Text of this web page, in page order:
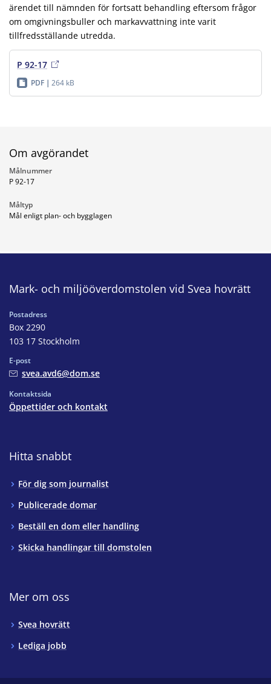
ärendet till nämnden för fortsatt behandling eftersom frågor
om omgivningsbuller och markavvattning inte varit
tillfredsställande utredda.
P 92-17
PDF 264 kB
Om avgörandet
Målnummer
P 92-17
Måltyp
Mål enligt plan- och bygglagen
Mark- och miljööverdomstolen vid Svea hovrätt
Postadress
Box 2290
103 17 Stockholm
E-post
svea.avd6@dom.se
Kontaktsida
Öppettider och kontakt
Hitta snabbt
För dig som journalist
Publicerade domar
Beställ en dom eller handling
Skicka handlingar till domstolen
Mer om oss
Svea hovrätt
Lediga jobb